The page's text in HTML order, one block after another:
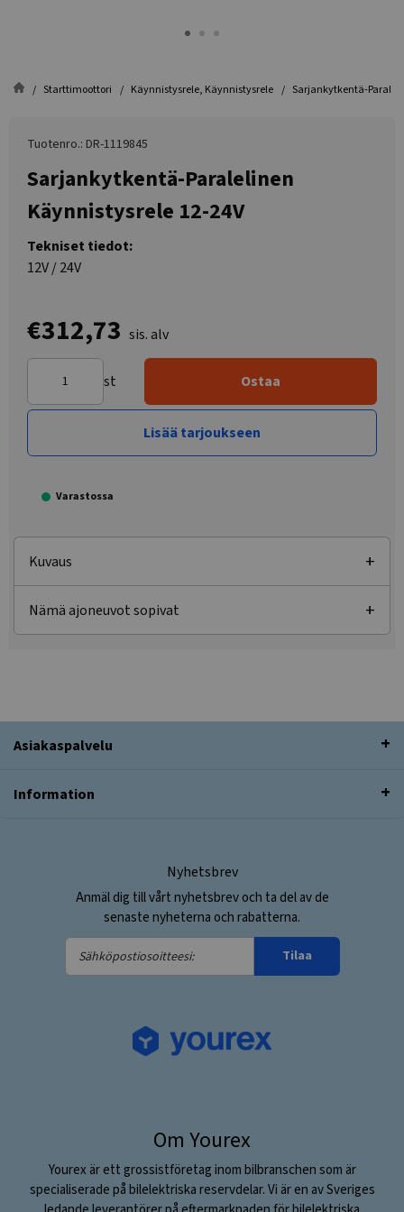
Starttimoottori Käynnistysrele, Käynnistysrele Sarjankytkentä-
Tuotenro.: DR-1119845
Sarjankytkentä-Paralelinen
Käynnistysrele 12-24V
Tekniset tiedot:
12V / 24V
€312,73 sis. alv
st Ostaa
Lisää tarjoukseen
Varastossa
Kuvaus
Nämä ajoneuvot sopivat
Asiakaspalvelu
Information
Nyhetsbrev
Anmäl dig till vårt nyhetsbrev och ta del av de
senaste nyheterna och rabatterna.
Sähköpostiosoitteesi:
Tilaa
Om Yourex
Yourex är ett grossistföretag inom bilbranschen som är
specialiserade på bilelektriska reservdelar. Vi är en av Sveriges